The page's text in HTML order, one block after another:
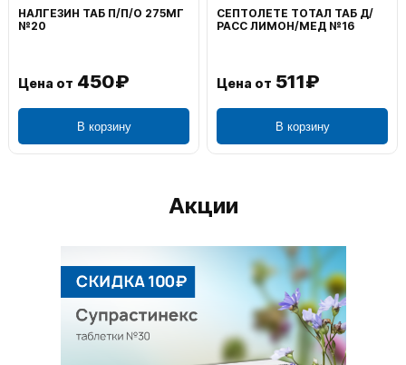
НАЛГЕЗИН ТАБ П/П/О 275МГ
№20
Цена от 450₽
В корзину
СЕПТОЛЕТЕ ТОТАЛ ТАБ Д/
РАСС ЛИМОН/МЕД №16
Цена от 511₽
В корзину
Акции